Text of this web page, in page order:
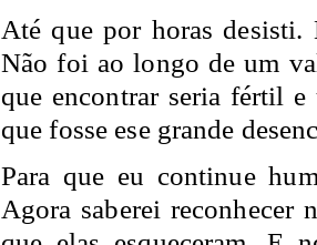
Até que por horas
Não foi ao longo de um
que encontrar seria fértil
que fosse ese grande
Para que eu continue
Agora saberei reconhecer